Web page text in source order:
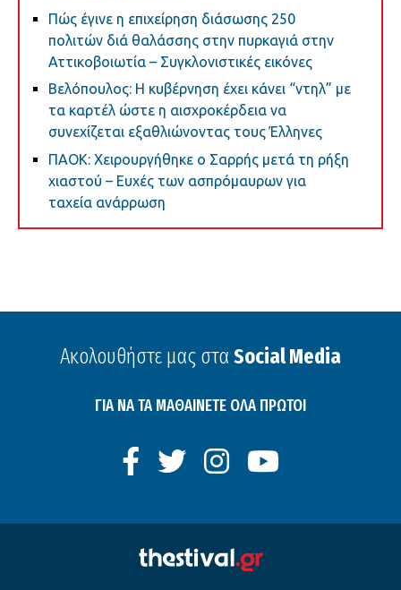
Πώς έγινε η επιχείρηση διάσωσης 250
πολιτών διά θαλάσσης στην πυρκαγιά στην
Αττικοβοιωτία – Συγκλονιστικές εικόνες
Βελόπουλος: Η κυβέρνηση έχει κάνει “ντηλ” με
τα καρτέλ ώστε η αισχροκέρδεια να
συνεχίζεται εξαθλιώνοντας τους Έλληνες
ΠΑΟΚ: Χειρουργήθηκε ο Σαρρής μετά τη ρήξη
χιαστού – Ευχές των ασπρόμαυρων για
ταχεία ανάρρωση
Ακολουθήστε μας στα Social Media
ΓΙΑ ΝΑ ΤΑ ΜΑΘΑΙΝΕΤΕ ΟΛΑ ΠΡΩΤΟΙ